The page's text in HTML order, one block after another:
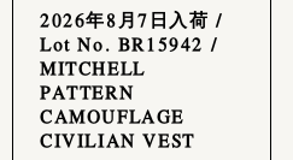
2026年8月7日入荷 /
Lot No. BR15942 /
MITCHELL
PATTERN
CAMOUFLAGE
CIVILIAN VEST